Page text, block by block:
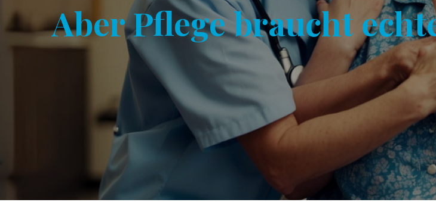
Aber Pflege braucht